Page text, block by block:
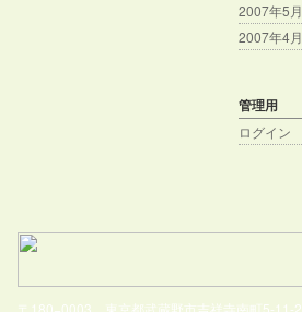
2007年5月
2007年4月
管理用
ログイン
〒180−0003 東京都武蔵野市吉祥寺南町5-11-2